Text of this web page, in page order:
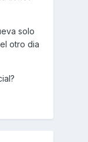
solo
otro dia